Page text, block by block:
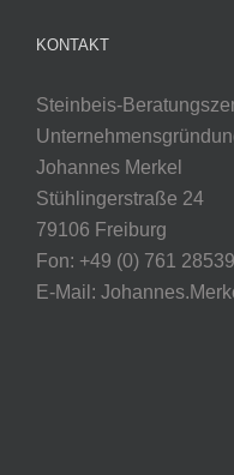
KONTAKT
Steinbeis-
Johannes Merkel
Stühlingerstraße 24
79106 Freiburg
Fon: +49 (0) 761
E-Mail: